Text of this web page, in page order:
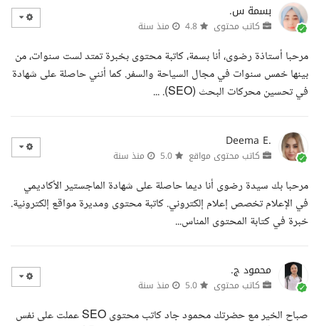
بسمة س.
كاتب محتوى منذ سنة
مرحبا أستاذة رضوى، أنا بسمة، كاتبة محتوى بخبرة تمتد لست سنوات، من
بينها خمس سنوات في مجال السياحة والسفر. كما أنني حاصلة على شهادة
في تحسين محركات البحث (SEO). ...
Deema E.
كاتب محتوى مواقع منذ سنة
مرحبا بك سيدة رضوى أنا ديما حاصلة على شهادة الماجستير الأكاديمي
في الإعلام تخصص إعلام إلكتروني. كاتبة محتوى ومديرة مواقع إلكترونية.
خبرة في كتابة المحتوى المناس...
محمود ج.
كاتب محتوى منذ سنة
صباح الخير مع حضرتك محمود جاد كاتب محتوى SEO عملت على نفس